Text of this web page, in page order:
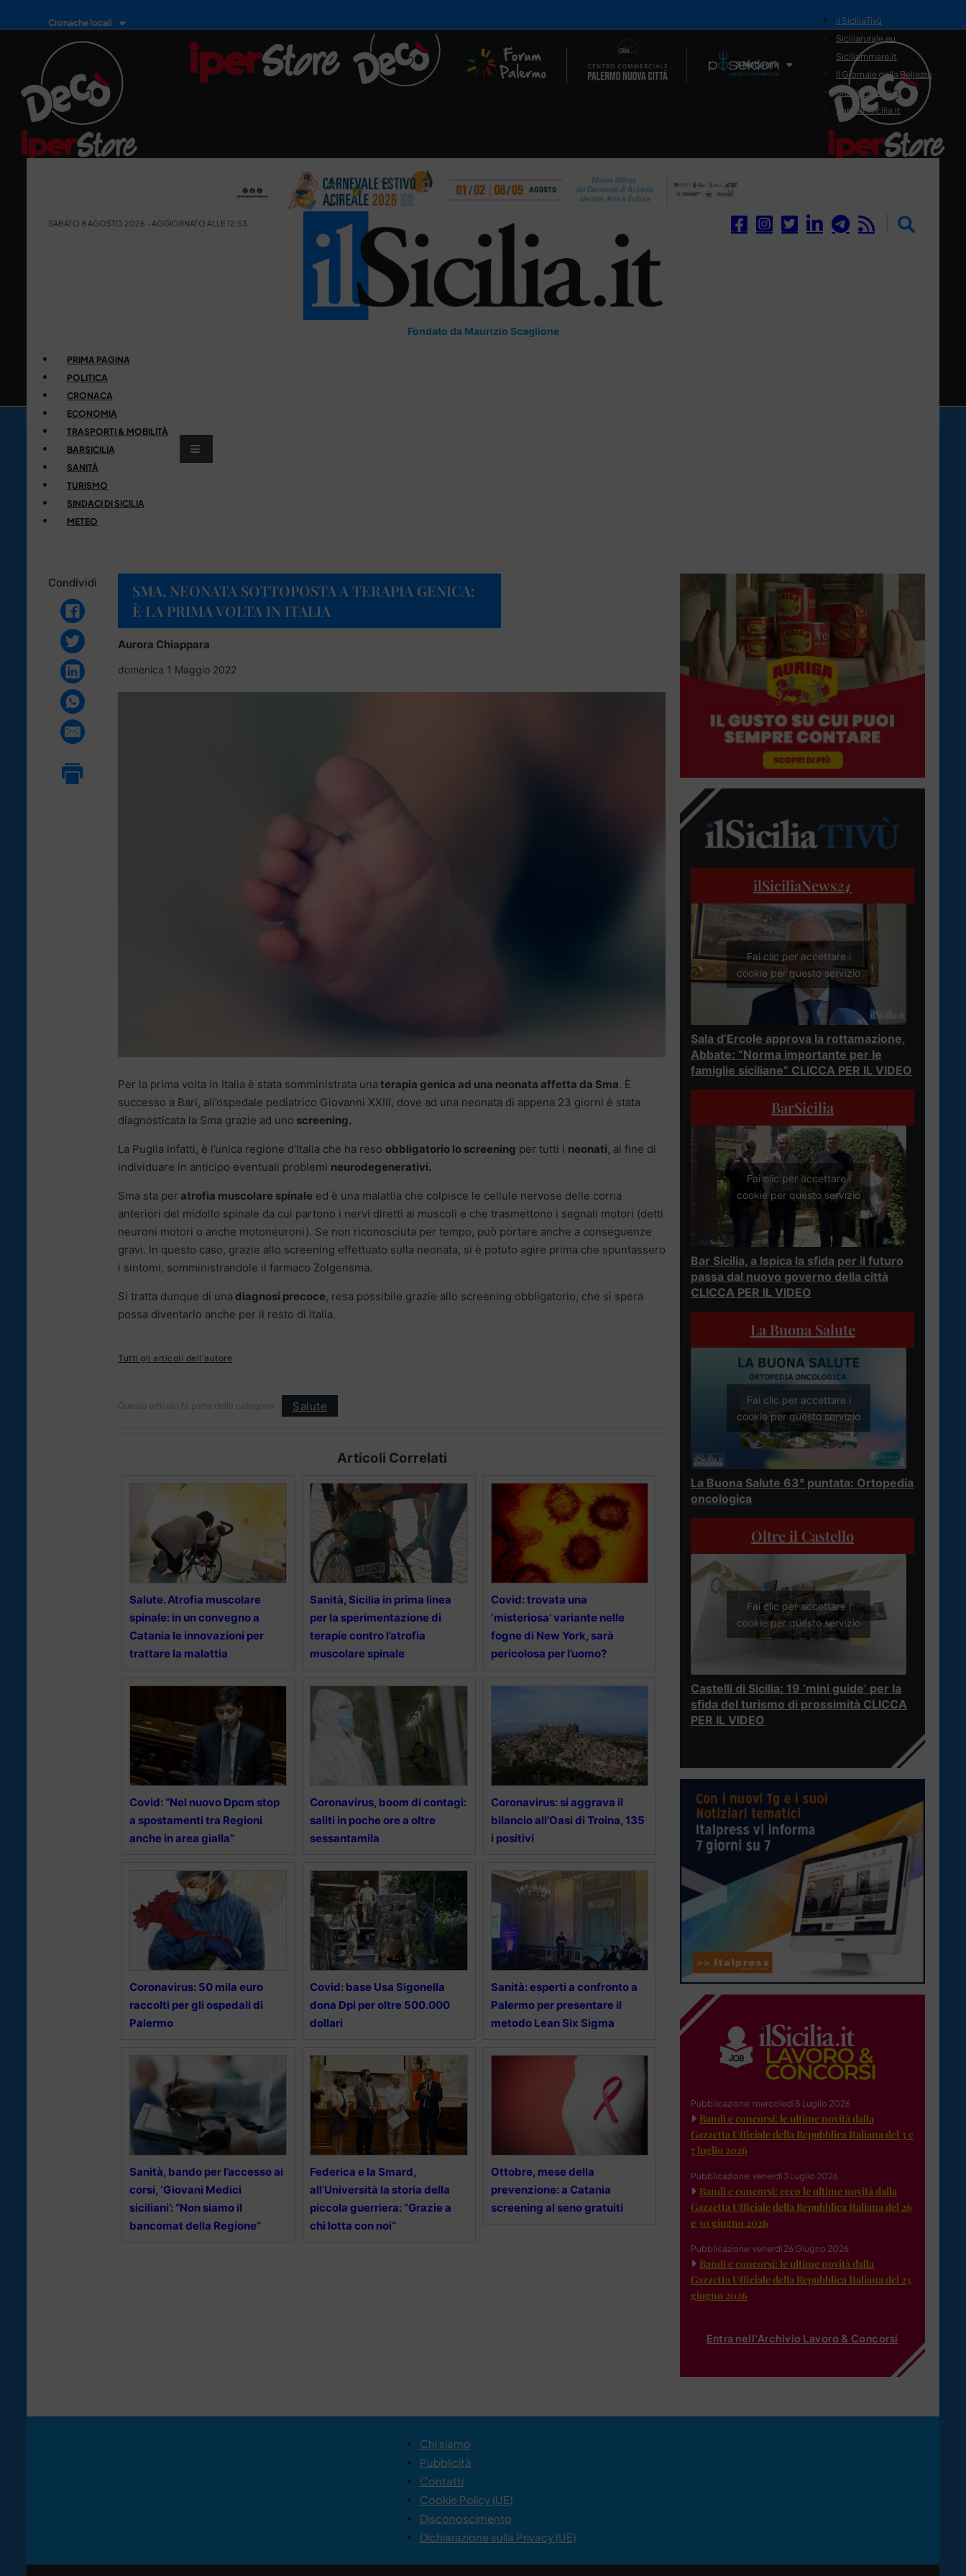
Cronache locali
Il Network
il SiciliaTivù
Siciliarurale.eu
Siciliammare.it
Il Giornale della Bellezza
Siciliamedica.it
Sanitainsicilia.it
SABATO 8 AGOSTO 2026 - AGGIORNATO ALLE 12:53
Fondato da Maurizio Scaglione
PRIMA PAGINA
POLITICA
CRONACA
ECONOMIA
TRASPORTI & MOBILITÀ
BARSICILIA
SANITÀ
TURISMO
SINDACI DI SICILIA
METEO
Condividi
SMA, NEONATA SOTTOPOSTA A TERAPIA GENICA:
È LA PRIMA VOLTA IN ITALIA
Aurora Chiappara
domenica 1 Maggio 2022
Per la prima volta in Italia è stata somministrata una terapia genica ad una neonata affetta da Sma. È
successo a Bari, all’ospedale pediatrico Giovanni XXIII, dove ad una neonata di appena 23 giorni è stata
diagnosticata la Sma grazie ad uno screening.
La Puglia infatti, è l’unica regione d’Italia che ha reso obbligatorio lo screening per tutti i neonati, al fine di
individuare in anticipo eventuali problemi neurodegenerativi.
Sma sta per atrofia muscolare spinale ed è una malattia che colpisce le cellule nervose delle corna
anteriori del midollo spinale da cui partono i nervi diretti ai muscoli e che trasmettono i segnali motori (detti
neuroni motori o anche motoneuroni). Se non riconosciuta per tempo, può portare anche a conseguenze
gravi. In questo caso, grazie allo screening effettuato sulla neonata, si è potuto agire prima che spuntassero
i sintomi, somministrandole il farmaco Zolgensma.
Si tratta dunque di una diagnosi precoce, resa possibile grazie allo screening obbligatorio, che si spera
possa diventarlo anche per il resto di Italia.
Tutti gli articoli dell'autore
Questo articolo fa parte delle categorie: Salute
Articoli Correlati
Salute. Atrofia muscolare
spinale: in un convegno a
Catania le innovazioni per
trattare la malattia
Sanità, Sicilia in prima linea
per la sperimentazione di
terapie contro l’atrofia
muscolare spinale
Covid: trovata una
‘misteriosa’ variante nelle
fogne di New York, sarà
pericolosa per l’uomo?
Covid: “Nel nuovo Dpcm stop
a spostamenti tra Regioni
anche in area gialla”
Coronavirus, boom di contagi:
saliti in poche ore a oltre
sessantamila
Coronavirus: si aggrava il
bilancio all’Oasi di Troina, 135
i positivi
Coronavirus: 50 mila euro
raccolti per gli ospedali di
Palermo
Covid: base Usa Sigonella
dona Dpi per oltre 500.000
dollari
Sanità: esperti a confronto a
Palermo per presentare il
metodo Lean Six Sigma
Sanità, bando per l’accesso ai
corsi, ‘Giovani Medici
siciliani’: “Non siamo il
bancomat della Regione”
Federica e la Smard,
all’Università la storia della
piccola guerriera: “Grazie a
chi lotta con noi”
Ottobre, mese della
prevenzione: a Catania
screening al seno gratuiti
ilSiciliaNews24
Fai clic per accettare i
cookie per questo servizio
Sala d’Ercole approva la rottamazione,
Abbate: “Norma importante per le
famiglie siciliane” CLICCA PER IL VIDEO
BarSicilia
Fai clic per accettare i
cookie per questo servizio
Bar Sicilia, a Ispica la sfida per il futuro
passa dal nuovo governo della città
CLICCA PER IL VIDEO
La Buona Salute
Fai clic per accettare i
cookie per questo servizio
La Buona Salute 63° puntata: Ortopedia
oncologica
Oltre il Castello
Fai clic per accettare i
cookie per questo servizio
Castelli di Sicilia: 19 ‘mini guide’ per la
sfida del turismo di prossimità CLICCA
PER IL VIDEO
Pubblicazione: mercoledì 8 Luglio 2026
Bandi e concorsi: le ultime novità dalla
Gazzetta Ufficiale della Repubblica Italiana del 3 e
7 luglio 2026
Pubblicazione: venerdì 3 Luglio 2026
Bandi e concorsi: ecco le ultime novità dalla
Gazzetta Ufficiale della Repubblica Italiana del 26
e 30 giugno 2026
Pubblicazione: venerdì 26 Giugno 2026
Bandi e concorsi: le ultime novità dalla
Gazzetta Ufficiale della Repubblica Italiana del 23
giugno 2026
Entra nell'Archivio Lavoro & Concorsi
Chi siamo
Pubblicità
Contatti
Cookie Policy (UE)
Disconoscimento
Dichiarazione sulla Privacy (UE)